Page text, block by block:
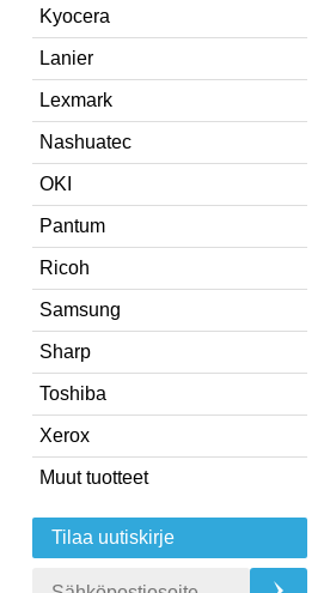
Kyocera
Lanier
Lexmark
Nashuatec
OKI
Pantum
Ricoh
Samsung
Sharp
Toshiba
Xerox
Muut tuotteet
Tilaa uutiskirje